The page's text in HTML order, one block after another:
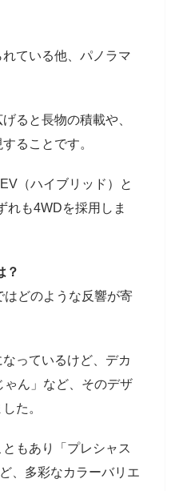
ている他、パノラマ
ると長物の積載や、
ることです。
（ハイブリッド）と
れも4WDを採用しま
？
どのような反響が寄
っているけど、デカ
ん」など、そのデザ
た。
もあり「プレシャス
、多彩なカラーバリエ